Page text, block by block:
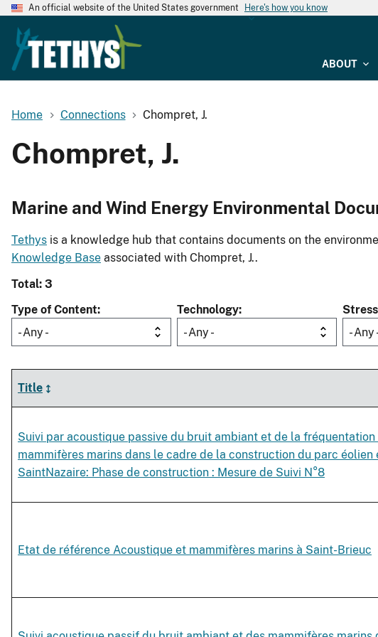
An official website of the United States government Here's how you know
ABOUT
Home Connections Chompret, J.
Chompret, J.
Marine and Wind Energy Environmental
Tethys is a knowledge hub that contains documents on the
Knowledge Base associated with Chompret, J..
Total: 3
Type of Content
- Any -
Technology
- Any -
- Any
Title
Suivi par acoustique passive du bruit ambiant et de la fréquentation
mammifères marins dans le cadre de la construction du parc éolien
SaintNazaire: Phase de construction : Mesure de Suivi N°8
Etat de référence Acoustique et mammifères marins à Saint-Brieuc